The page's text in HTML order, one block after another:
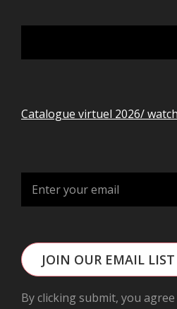
Search
Catalogue virtuel 2026/
JOIN OUR EMAIL LIST
By clicking submit, you